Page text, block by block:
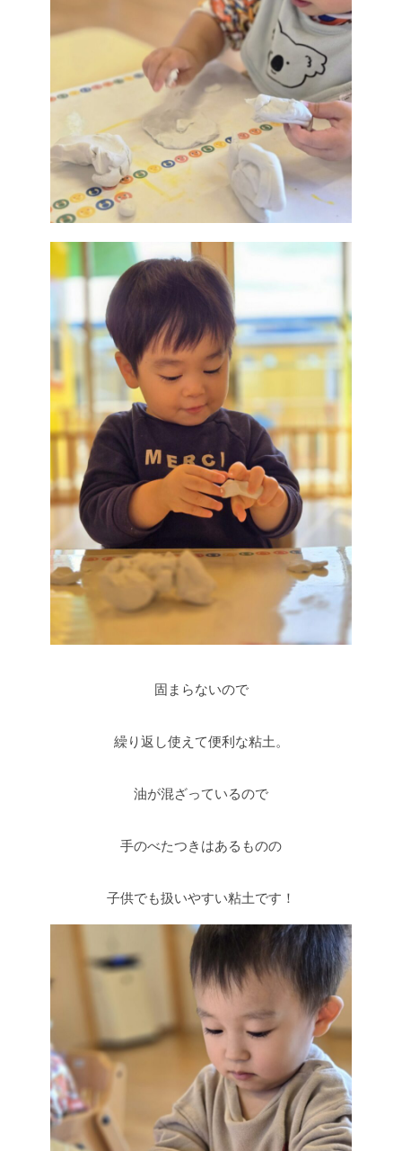
固まらないので
繰り返し使えて便利な粘土。
油が混ざっているので
手のべたつきはあるものの
子供でも扱いやすい粘土です！